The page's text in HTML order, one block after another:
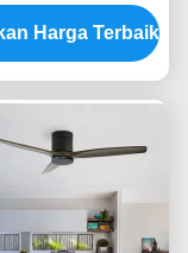
6 Kecepatan
Control Low
Noise
Harga Terbaik